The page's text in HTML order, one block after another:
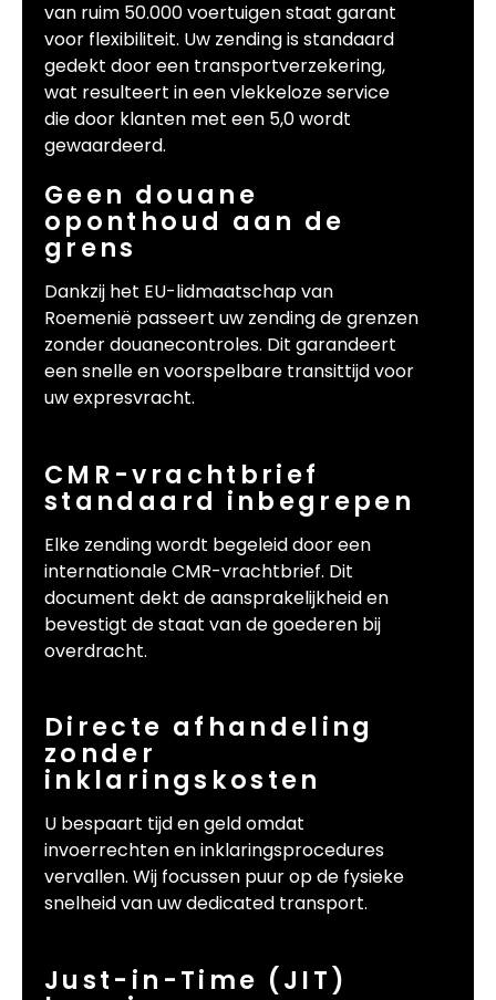
van ruim 50.000 voertuigen staat garant
voor flexibiliteit. Uw zending is standaard
gedekt door een transportverzekering,
wat resulteert in een vlekkeloze service
die door klanten met een 5,0 wordt
gewaardeerd.
Geen douane
oponthoud aan de
grens
Dankzij het EU-lidmaatschap van
Roemenië passeert uw zending de grenzen
zonder douanecontroles. Dit garandeert
een snelle en voorspelbare transittijd voor
uw expresvracht.
CMR-vrachtbrief
standaard inbegrepen
Elke zending wordt begeleid door een
internationale CMR-vrachtbrief. Dit
document dekt de aansprakelijkheid en
bevestigt de staat van de goederen bij
overdracht.
Directe afhandeling
zonder
inklaringskosten
U bespaart tijd en geld omdat
invoerrechten en inklaringsprocedures
vervallen. Wij focussen puur op de fysieke
snelheid van uw dedicated transport.
Just-in-Time (JIT)